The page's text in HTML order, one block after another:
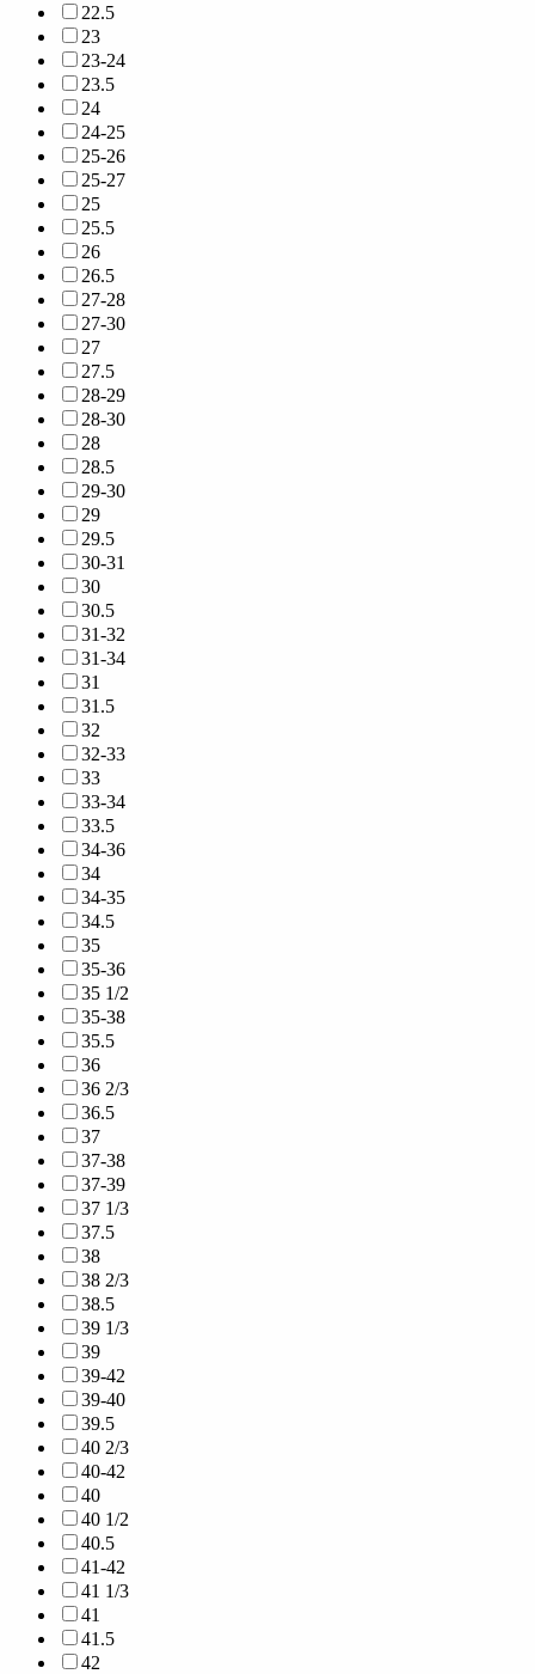
22.5
23
23-24
23.5
24
24-25
25-26
25-27
25
25.5
26
26.5
27-28
27-30
27
27.5
28-29
28-30
28
28.5
29-30
29
29.5
30-31
30
30.5
31-32
31-34
31
31.5
32
32-33
33
33-34
33.5
34-36
34
34-35
34.5
35
35-36
35 1/2
35-38
35.5
36
36 2/3
36.5
37
37-38
37-39
37 1/3
37.5
38
38 2/3
38.5
39 1/3
39
39-42
39-40
39.5
40 2/3
40-42
40
40 1/2
40.5
41-42
41 1/3
41
41.5
42